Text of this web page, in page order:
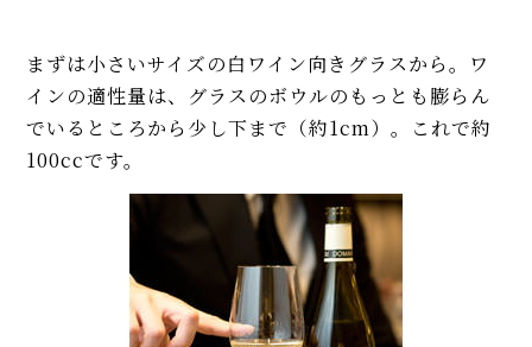
まずは小さいサイズの白ワイン向きグラスから。ワ
インの適性量は、グラスのボウルのもっとも膨らん
でいるところから少し下まで（約1cm）。これで約
100ccです。